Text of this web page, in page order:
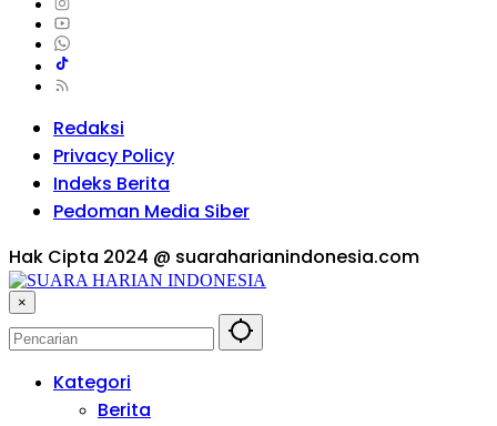
Redaksi
Privacy Policy
Indeks Berita
Pedoman Media Siber
Hak Cipta 2024 @ suaraharianindonesia.com
×
Kategori
Berita